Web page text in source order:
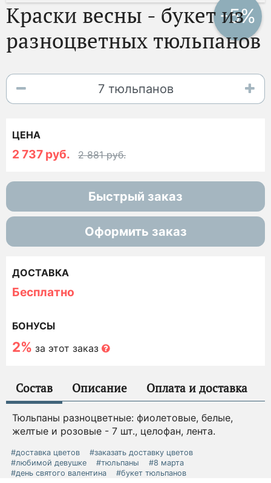
-5%
Краски весны - букет из
разноцветных тюльпанов
ЦЕНА
2 737 руб. 2 881 руб.
Быстрый заказ
Оформить заказ
ДОСТАВКА
Бесплатно
БОНУСЫ
2% за этот заказ
Состав Описание Оплата и доставка
Тюльпаны разноцветные: фиолетовые, белые,
желтые и розовые - 7 шт., целофан, лента.
#доставка цветов
#заказать доставку цветов
#любимой девушке
#тюльпаны
#8 марта
#день святого валентина
#букет тюльпанов